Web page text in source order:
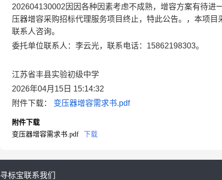
202604130002 因 因各种因素考虑不成熟，增容方案有待进
压器增容采购招标代理服务项目终止，特此公告。
，本项目
联系人咨询。
委托单位联系人： 李云光，联系电话： 15862198303。
江苏省丰县实验初级中学
2026年04月 15 日 15:14:32
附件下载： 变压器增容需求书.pdf
附件下载
变压器增容需求书.pdf
下载
寻标宝联系我们